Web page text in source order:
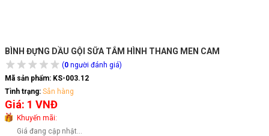
BÌNH ĐỰNG DẦU GỘI SỮA TẮM HÌNH THANG MEN CAM
(0 người đánh giá)
Mã sản phẩm: KS-003.12
Tình trạng: Sẵn hàng
Giá: 1 VNĐ
Khuyến mãi:
Giá đang cập nhật...